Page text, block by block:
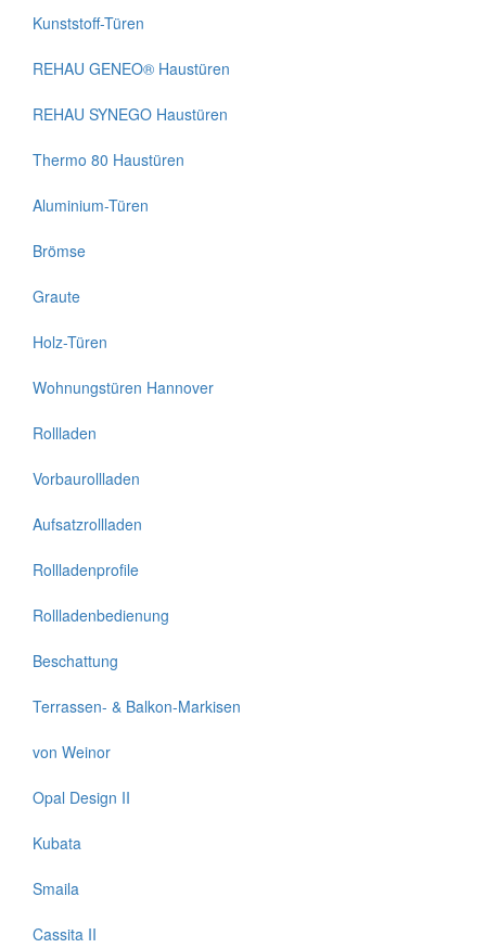
Kunststoff-Türen
REHAU GENEO® Haustüren
REHAU SYNEGO Haustüren
Thermo 80 Haustüren
Aluminium-Türen
Brömse
Graute
Holz-Türen
Wohnungstüren Hannover
Rollladen
Vorbaurollladen
Aufsatzrollladen
Rollladenprofile
Rollladenbedienung
Beschattung
Terrassen- & Balkon-Markisen
von Weinor
Opal Design II
Kubata
Smaila
Cassita II